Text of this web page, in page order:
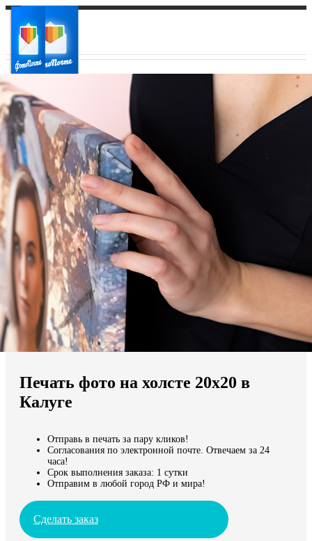
Ваш город:
Ваш регион доставки
Выберите из списка:
Мы доставляем по всему миру
Продолжить без города
Печать фото на холсте 20х20 в
Калуге
Отправь в печать за пару кликов!
Согласования по электронной почте. Отвечаем за 24
часа!
Срок выполнения заказа: 1 сутки
Отправим в любой город РФ и мира!
Сделать заказ